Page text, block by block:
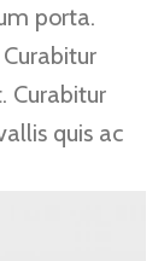
porta.
Curabitur
quis ac